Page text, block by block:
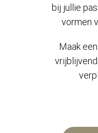
bij jullie
vormen
Maak